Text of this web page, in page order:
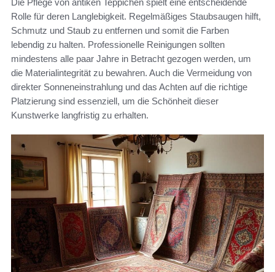
Die Pflege von antiken Teppichen spielt eine entscheidende
Rolle für deren Langlebigkeit. Regelmäßiges Staubsaugen hilft,
Schmutz und Staub zu entfernen und somit die Farben
lebendig zu halten. Professionelle Reinigungen sollten
mindestens alle paar Jahre in Betracht gezogen werden, um
die Materialintegrität zu bewahren. Auch die Vermeidung von
direkter Sonneneinstrahlung und das Achten auf die richtige
Platzierung sind essenziell, um die Schönheit dieser
Kunstwerke langfristig zu erhalten.